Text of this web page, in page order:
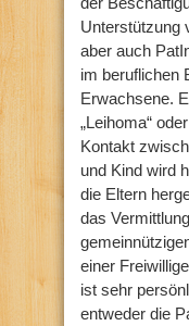
Unterstützung
aber auch
im beruflichen
Erwachsene.
„Leihoma“
Kontakt
und Kind wird
die Eltern
das
einer
ist sehr
entweder die